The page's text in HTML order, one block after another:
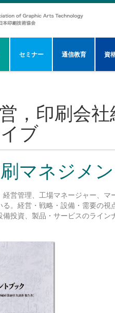
セミナー 通信教育 資
，印刷会
ブ
マネジメ
経営管理、工場マネージャー、マ
る。経営・戦略・設備・需要の
備投資、製品・サービスのライン